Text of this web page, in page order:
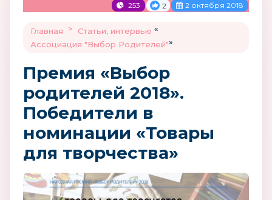
253 2 2 октября 2018
Главная > Статьи, интервью «
Ассоциация "Выбор Родителей"»
Премия «Выбор
родителей 2018».
Победители в
номинации «Товары
для творчества»